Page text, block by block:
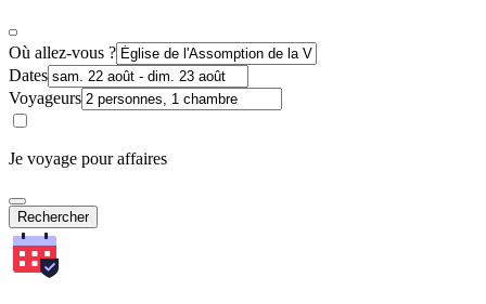
Où allez-vous ?
Dates
Voyageurs
Je voyage pour affaires
Rechercher